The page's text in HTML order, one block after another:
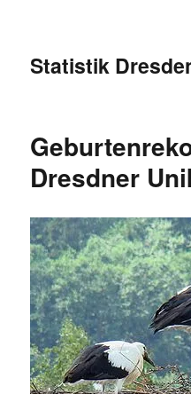
Statistik
Dresdner